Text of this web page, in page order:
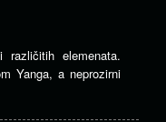
elemenata.
Yanga, a neprozirni